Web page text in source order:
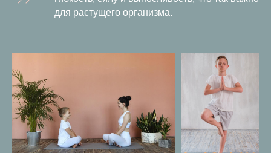
для растущего организма.